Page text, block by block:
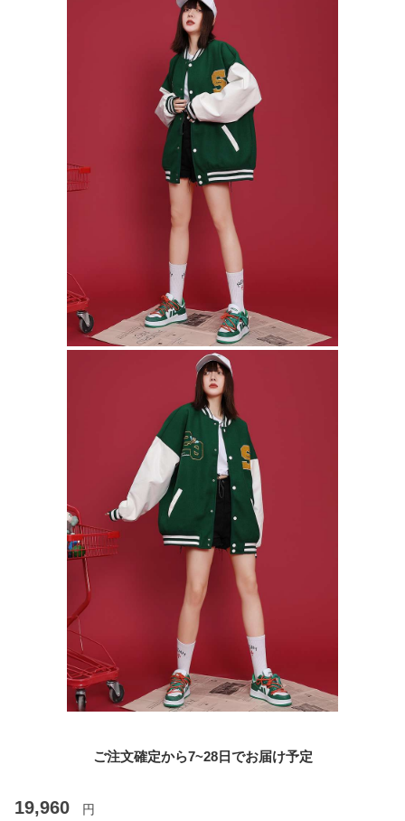
ご注文確定から7~28日でお届け予定
19,960 円